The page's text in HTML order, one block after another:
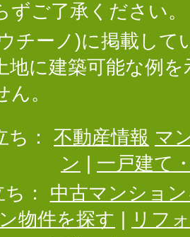
ずご了承ください。
チーノ)に掲載して
地に建築可能な例
。
： 不動産情報 マ
ン
一戸建て
：
中古マンショ
物件を探す
リフ